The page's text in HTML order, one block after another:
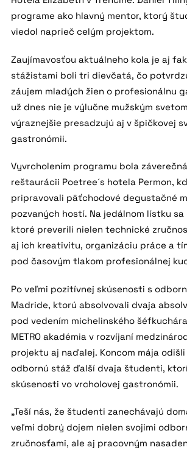
programe ako hlavný mentor, ktorý
viedol naprieč celým projektom.
Zaujímavosťou aktuálneho kola je aj
stážistami boli tri dievčatá, čo
záujem mladých žien o profesionálnu
už dnes nie je výlučne mužským
výraznejšie presadzujú aj v špičkovej
gastronómii.
Vyvrcholením programu bola
reštaurácii Poetree´s hotela Permon,
pripravovali päťchodové degustačné
pozvaných hostí. Na jedálnom lístku
ktoré preverili nielen technické
aj ich kreativitu, organizáciu práce a
pod časovým tlakom profesionálnej
Po veľmi pozitívnej skúsenosti s
Madride, ktorú absolvovali dvaja
pod vedením michelinského
METRO akadémia v rozvíjaní
projektu aj naďalej. Koncom mája
odbornú stáž ďalší dvaja študenti,
skúsenosti vo vrcholovej gastronómii.
„Teší nás, že študenti zanechávajú
veľmi dobrý dojem nielen svojimi
zručnosťami, ale aj pracovným